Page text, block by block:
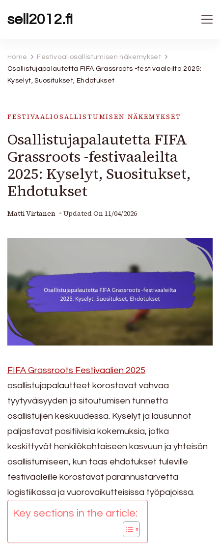
sell2012.fi
Home
Festivaaliosallistumisen näkemykset
Osallistujapalautetta FIFA Grassroots -festivaaleilta 2025:
Kyselyt, Suositukset, Ehdotukset
FESTIVAALIOSALLISTUMISEN NÄKEMYKSET
Osallistujapalautetta FIFA
Grassroots -festivaaleilta
2025: Kyselyt, Suositukset,
Ehdotukset
Matti Virtanen Updated On 11/04/2026
FIFA Grassroots Festivaalien 2025
osallistujapalautteet korostavat vahvaa
tyytyväisyyden ja sitoutumisen tunnetta
osallistujien keskuudessa. Kyselyt ja lausunnot
paljastavat positiivisia kokemuksia, jotka
keskittyvät henkilökohtaiseen kasvuun ja yhteisön
osallistumiseen, kun taas ehdotukset tuleville
festivaaleille korostavat parannustarvetta
logistiikassa ja vuorovaikutteisissa työpajoissa.
Key sections in the article: